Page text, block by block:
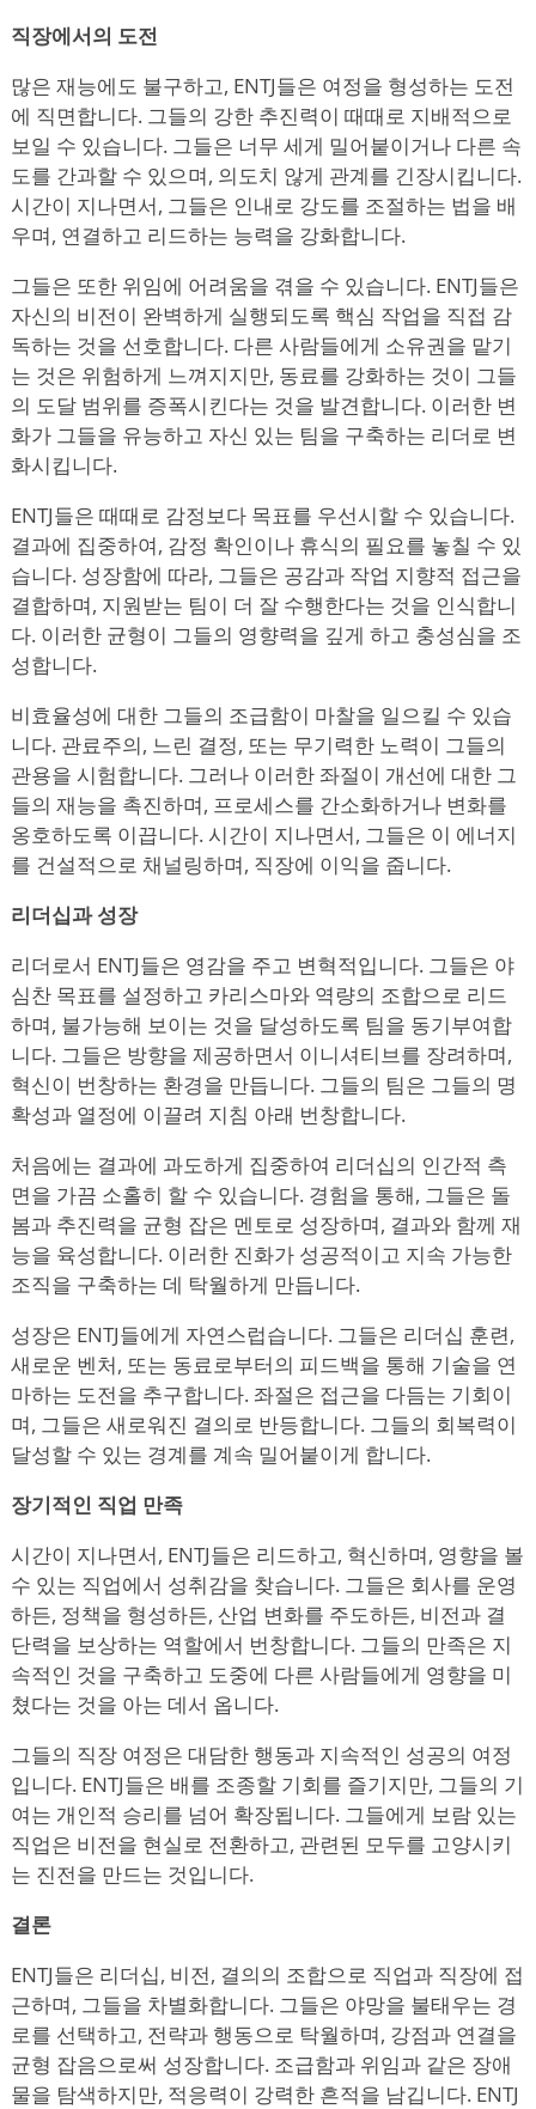
직장에서의 도전
많은 재능에도 불구하고, ENTJ들은 여정을 형성하는 도전
에 직면합니다. 그들의 강한 추진력이 때때로 지배적으로
보일 수 있습니다. 그들은 너무 세게 밀어붙이거나 다른 속
도를 간과할 수 있으며, 의도치 않게 관계를 긴장시킵니다.
시간이 지나면서, 그들은 인내로 강도를 조절하는 법을 배
우며, 연결하고 리드하는 능력을 강화합니다.
그들은 또한 위임에 어려움을 겪을 수 있습니다. ENTJ들은
자신의 비전이 완벽하게 실행되도록 핵심 작업을 직접 감
독하는 것을 선호합니다. 다른 사람들에게 소유권을 맡기
는 것은 위험하게 느껴지지만, 동료를 강화하는 것이 그들
의 도달 범위를 증폭시킨다는 것을 발견합니다. 이러한 변
화가 그들을 유능하고 자신 있는 팀을 구축하는 리더로 변
화시킵니다.
ENTJ들은 때때로 감정보다 목표를 우선시할 수 있습니다.
결과에 집중하여, 감정 확인이나 휴식의 필요를 놓칠 수 있
습니다. 성장함에 따라, 그들은 공감과 작업 지향적 접근을
결합하며, 지원받는 팀이 더 잘 수행한다는 것을 인식합니
다. 이러한 균형이 그들의 영향력을 깊게 하고 충성심을 조
성합니다.
비효율성에 대한 그들의 조급함이 마찰을 일으킬 수 있습
니다. 관료주의, 느린 결정, 또는 무기력한 노력이 그들의
관용을 시험합니다. 그러나 이러한 좌절이 개선에 대한 그
들의 재능을 촉진하며, 프로세스를 간소화하거나 변화를
옹호하도록 이끕니다. 시간이 지나면서, 그들은 이 에너지
를 건설적으로 채널링하며, 직장에 이익을 줍니다.
리더십과 성장
리더로서 ENTJ들은 영감을 주고 변혁적입니다. 그들은 야
심찬 목표를 설정하고 카리스마와 역량의 조합으로 리드
하며, 불가능해 보이는 것을 달성하도록 팀을 동기부여합
니다. 그들은 방향을 제공하면서 이니셔티브를 장려하며,
혁신이 번창하는 환경을 만듭니다. 그들의 팀은 그들의 명
확성과 열정에 이끌려 지침 아래 번창합니다.
처음에는 결과에 과도하게 집중하여 리더십의 인간적 측
면을 가끔 소홀히 할 수 있습니다. 경험을 통해, 그들은 돌
봄과 추진력을 균형 잡은 멘토로 성장하며, 결과와 함께 재
능을 육성합니다. 이러한 진화가 성공적이고 지속 가능한
조직을 구축하는 데 탁월하게 만듭니다.
성장은 ENTJ들에게 자연스럽습니다. 그들은 리더십 훈련,
새로운 벤처, 또는 동료로부터의 피드백을 통해 기술을 연
마하는 도전을 추구합니다. 좌절은 접근을 다듬는 기회이
며, 그들은 새로워진 결의로 반등합니다. 그들의 회복력이
달성할 수 있는 경계를 계속 밀어붙이게 합니다.
장기적인 직업 만족
시간이 지나면서, ENTJ들은 리드하고, 혁신하며, 영향을 볼
수 있는 직업에서 성취감을 찾습니다. 그들은 회사를 운영
하든, 정책을 형성하든, 산업 변화를 주도하든, 비전과 결
단력을 보상하는 역할에서 번창합니다. 그들의 만족은 지
속적인 것을 구축하고 도중에 다른 사람들에게 영향을 미
쳤다는 것을 아는 데서 옵니다.
그들의 직장 여정은 대담한 행동과 지속적인 성공의 여정
입니다. ENTJ들은 배를 조종할 기회를 즐기지만, 그들의 기
여는 개인적 승리를 넘어 확장됩니다. 그들에게 보람 있는
직업은 비전을 현실로 전환하고, 관련된 모두를 고양시키
는 진전을 만드는 것입니다.
결론
ENTJ들은 리더십, 비전, 결의의 조합으로 직업과 직장에 접
근하며, 그들을 차별화합니다. 그들은 야망을 불태우는 경
로를 선택하고, 전략과 행동으로 탁월하며, 강점과 연결을
균형 잡음으로써 성장합니다. 조급함과 위임과 같은 장애
물을 탐색하지만, 적응력이 강력한 흔적을 남깁니다. ENTJ